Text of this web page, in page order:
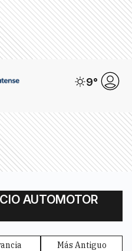
9°
AUTOMOTOR
Más Antiguo